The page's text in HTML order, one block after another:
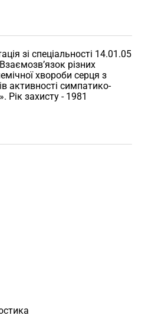
зі спеціальності 14.01.05
різних
хвороби серця з
активності симпатико-
Рік захисту - 1981